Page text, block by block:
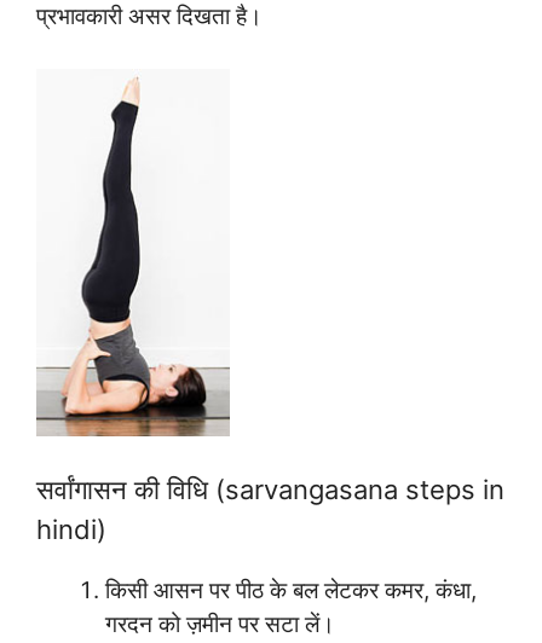
प्रभावकारी असर दिखता है।
सर्वांगासन की विधि (sarvangasana steps in
hindi)
किसी आसन पर पीठ के बल लेटकर कमर, कंधा,
गरदन को ज़मीन पर सटा लें।